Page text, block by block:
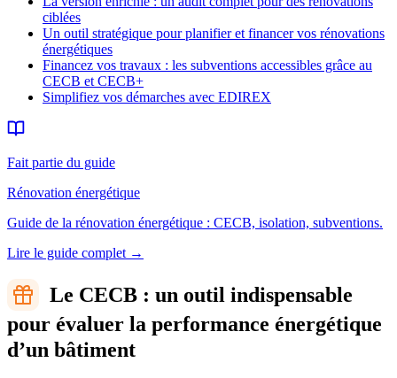
ciblées
Un outil stratégique pour planifier et financer vos rénovations
énergétiques
Financez vos travaux : les subventions accessibles grâce au
CECB et CECB+
Simplifiez vos démarches avec EDIREX
Fait partie du guide
Rénovation énergétique
Guide de la rénovation énergétique : CECB, isolation, subventions.
Lire le guide complet →
Le CECB : un outil indispensable
pour évaluer la performance énergétique
d’un bâtiment